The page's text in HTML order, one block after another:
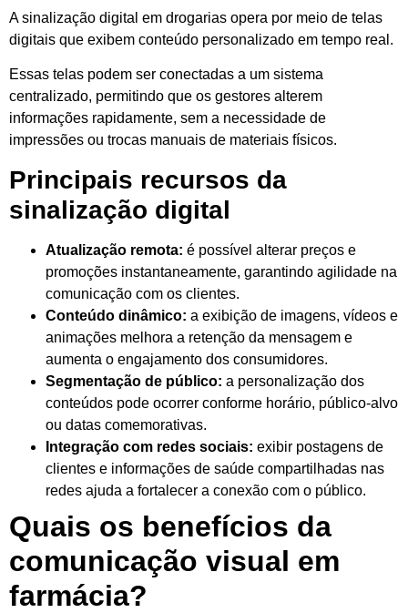
A sinalização digital em drogarias opera por meio de telas
digitais que exibem conteúdo personalizado em tempo real.
Essas telas podem ser conectadas a um sistema
centralizado, permitindo que os gestores alterem
informações rapidamente, sem a necessidade de
impressões ou trocas manuais de materiais físicos.
Principais recursos da
sinalização digital
Atualização remota: é possível alterar preços e
promoções instantaneamente, garantindo agilidade na
comunicação com os clientes.
Conteúdo dinâmico: a exibição de imagens, vídeos e
animações melhora a retenção da mensagem e
aumenta o engajamento dos consumidores.
Segmentação de público: a personalização dos
conteúdos pode ocorrer conforme horário, público-alvo
ou datas comemorativas.
Integração com redes sociais: exibir postagens de
clientes e informações de saúde compartilhadas nas
redes ajuda a fortalecer a conexão com o público.
Quais os benefícios da
comunicação visual em
farmácia?